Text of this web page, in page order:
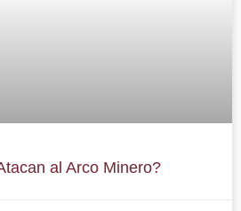
al Arco Minero?